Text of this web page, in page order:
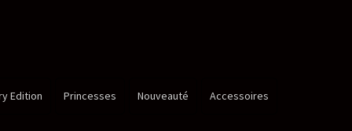
Accessoires